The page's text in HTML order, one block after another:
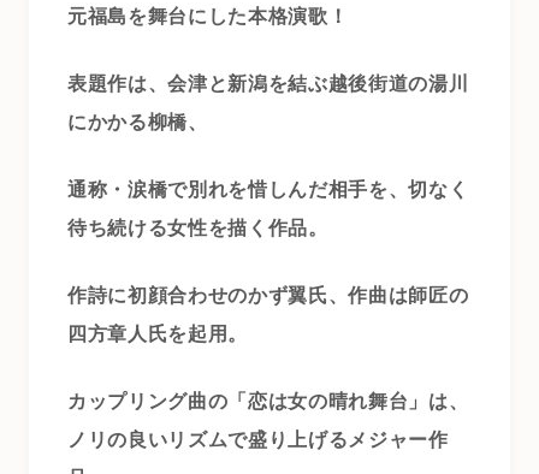
元福島を舞台にした本格演歌！
表題作は、会津と新潟を結ぶ越後街道の湯川
にかかる柳橋、
通称・涙橋で別れを惜しんだ相手を、切なく
待ち続ける女性を描く作品。
作詩に初顔合わせのかず翼氏、作曲は師匠の
四方章人氏を起用。
カップリング曲の「恋は女の晴れ舞台」は、
ノリの良いリズムで盛り上げるメジャー作